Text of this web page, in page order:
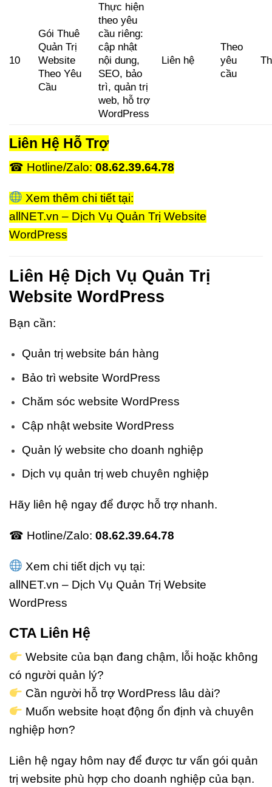
10
Gói Thuê
Quản Trị
Website
Theo Yêu
Cầu
Thực hiện
theo yêu
cầu riêng:
cập nhật
nội dung,
SEO, bảo
trì, quản trị
web, hỗ trợ
WordPress
Liên hệ
Theo
yêu
cầu
Liên Hệ Hỗ Trợ
☎ Hotline/Zalo: 08.62.39.64.78
Xem thêm chi tiết tại:
allNET.vn – Dịch Vụ Quản Trị Website
WordPress
Liên Hệ Dịch Vụ Quản Trị
Website WordPress
Bạn cần:
Quản trị website bán hàng
Bảo trì website WordPress
Chăm sóc website WordPress
Cập nhật website WordPress
Quản lý website cho doanh nghiệp
Dịch vụ quản trị web chuyên nghiệp
Hãy liên hệ ngay để được hỗ trợ nhanh.
☎ Hotline/Zalo: 08.62.39.64.78
Xem chi tiết dịch vụ tại:
allNET.vn – Dịch Vụ Quản Trị Website
WordPress
CTA Liên Hệ
Website của bạn đang chậm, lỗi hoặc không
có người quản lý?
Cần người hỗ trợ WordPress lâu dài?
Muốn website hoạt động ổn định và chuyên
nghiệp hơn?
Liên hệ ngay hôm nay để được tư vấn gói quản
trị website phù hợp cho doanh nghiệp của bạn.